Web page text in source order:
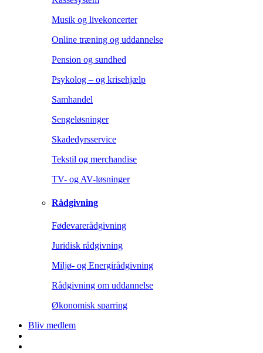
Musik og livekoncerter
Online træning og uddannelse
Pension og sundhed
Psykolog – og krisehjælp
Samhandel
Sengeløsninger
Skadedyrsservice
Tekstil og merchandise
TV- og AV-løsninger
Rådgivning
Fødevarerådgivning
Juridisk rådgivning
Miljø- og Energirådgivning
Rådgivning om uddannelse
Økonomisk sparring
Bliv medlem